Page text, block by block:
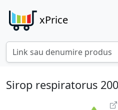
xPrice
Sirop respiratorus